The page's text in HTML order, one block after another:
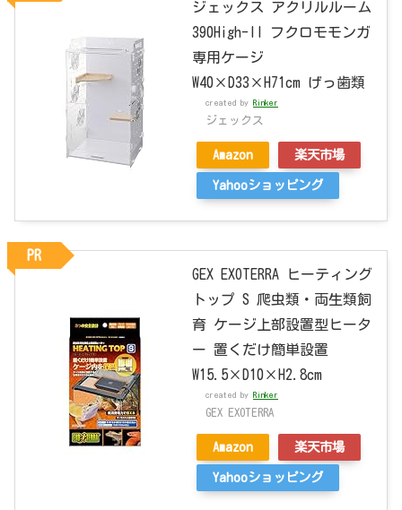
ジェックス アクリルルーム
390High-II フクロモモンガ
専用ケージ
W40×D33×H71cm げっ歯類
created by Rinker
ジェックス
Amazon 楽天市場
Yahooショッピング
GEX EXOTERRA ヒーティング
トップ S 爬虫類・両生類飼
育 ケージ上部設置型ヒータ
ー 置くだけ簡単設置
W15.5×D10×H2.8cm
created by Rinker
GEX EXOTERRA
Amazon 楽天市場
Yahooショッピング
PR